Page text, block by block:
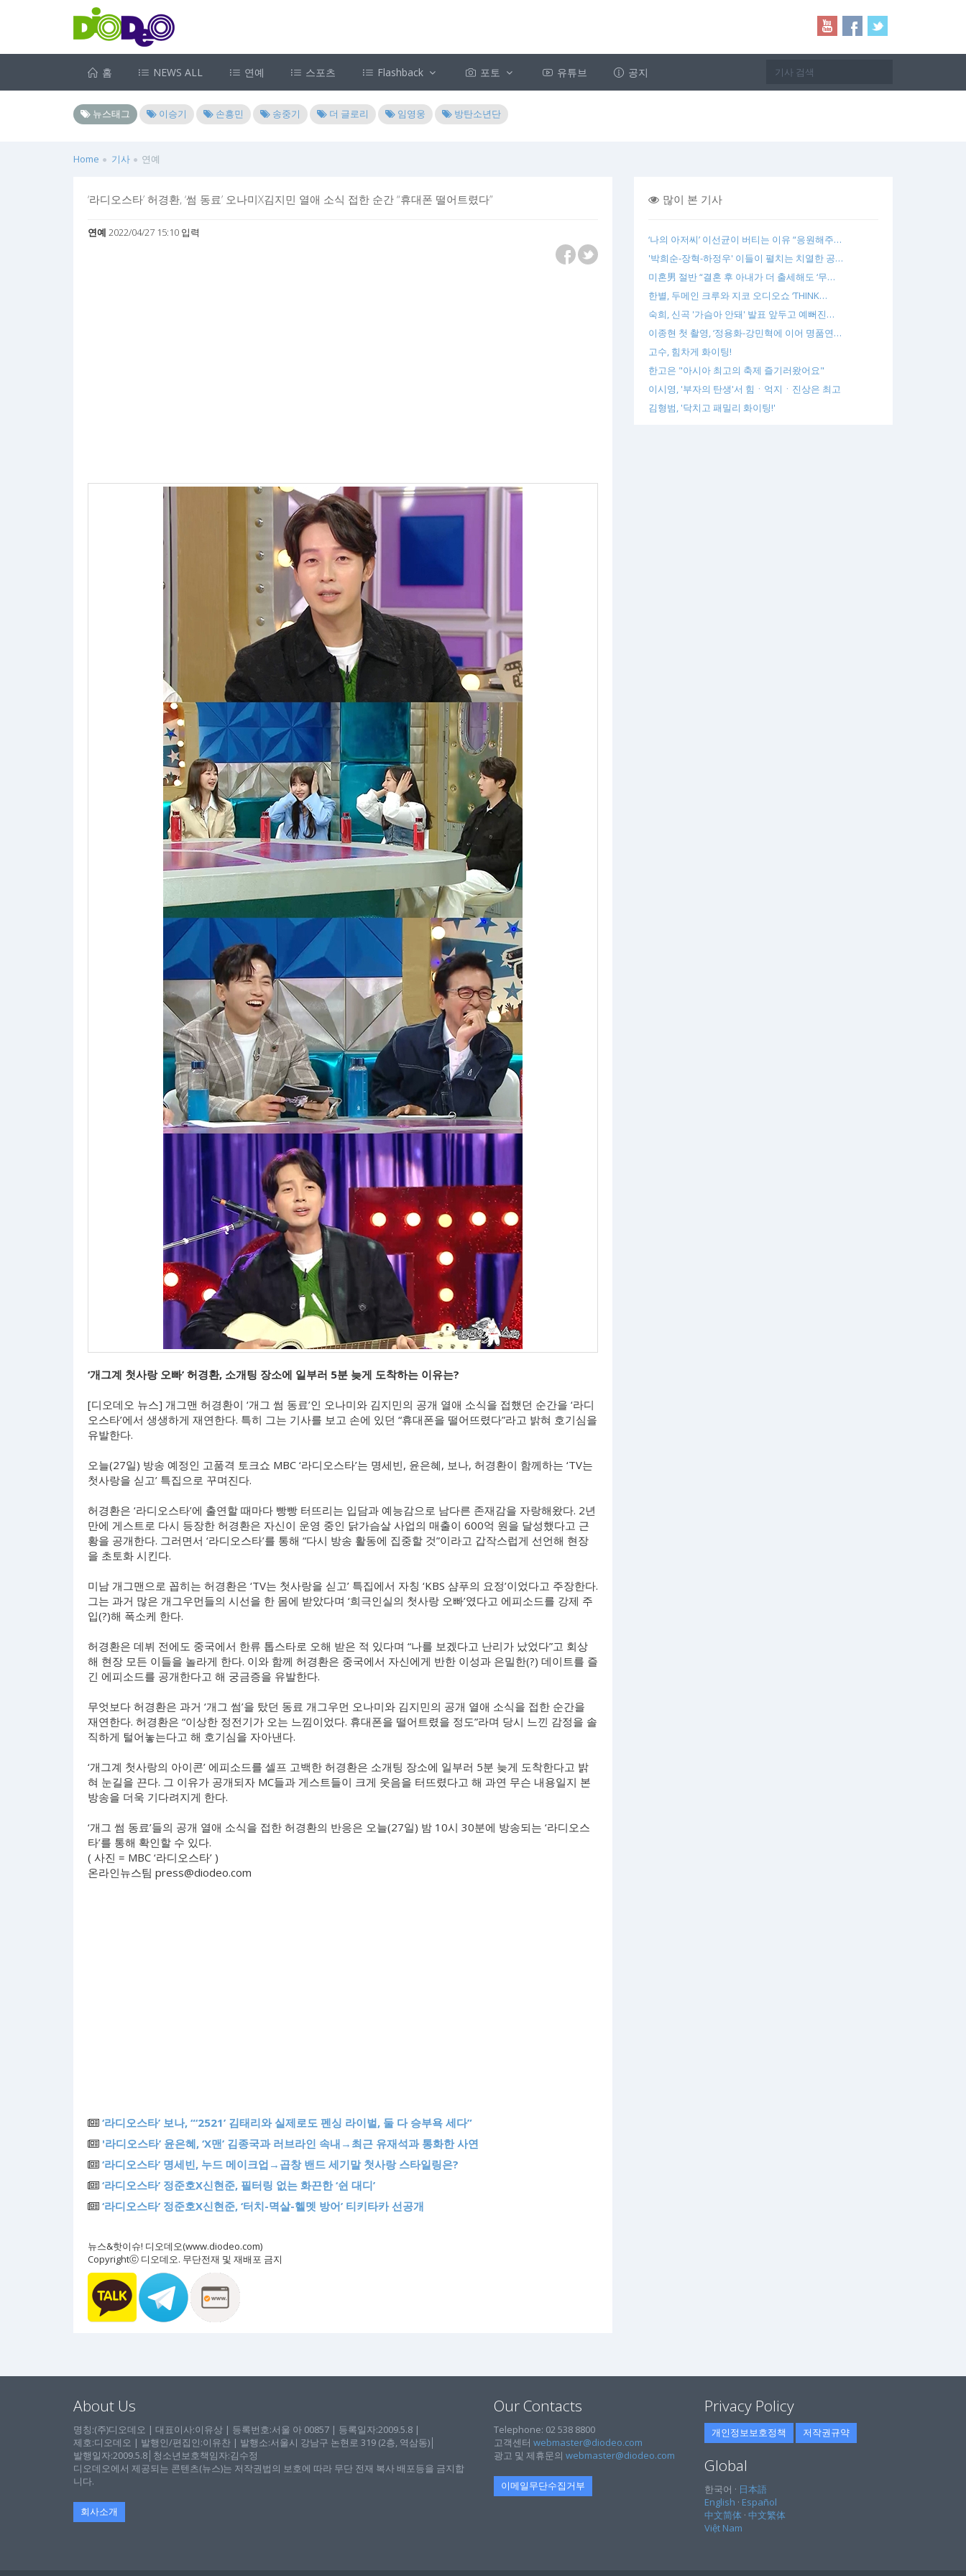
홈 NEWS ALL 연예 스포츠 Flashback 포토 유튜브 공지
뉴스태그 이승기 손흥민 송중기 더 글로리 임영웅 방탄소년단
Home 기사 연예
‘라디오스타’ 허경환, ‘썸 동료’ 오나미X김지민 열애 소식 접한 순간 “휴대폰 떨어트렸다”
연예 2022/04/27 15:10 입력
‘개그계 첫사랑 오빠’ 허경환, 소개팅 장소에 일부러 5분 늦게 도착하는 이유는?
[디오데오 뉴스] 개그맨 허경환이 ‘개그 썸 동료’인 오나미와 김지민의 공개 열애 소식을 접했던 순간을 ‘라디
오스타’에서 생생하게 재연한다. 특히 그는 기사를 보고 손에 있던 “휴대폰을 떨어뜨렸다”라고 밝혀 호기심을
유발한다.
오늘(27일) 방송 예정인 고품격 토크쇼 MBC ‘라디오스타’는 명세빈, 윤은혜, 보나, 허경환이 함께하는 ‘TV는
첫사랑을 싣고’ 특집으로 꾸며진다.
허경환은 ‘라디오스타’에 출연할 때마다 빵빵 터뜨리는 입담과 예능감으로 남다른 존재감을 자랑해왔다. 2년
만에 게스트로 다시 등장한 허경환은 자신이 운영 중인 닭가슴살 사업의 매출이 600억 원을 달성했다고 근
황을 공개한다. 그러면서 ‘라디오스타’를 통해 “다시 방송 활동에 집중할 것”이라고 갑작스럽게 선언해 현장
을 초토화 시킨다.
미남 개그맨으로 꼽히는 허경환은 ‘TV는 첫사랑을 싣고’ 특집에서 자칭 ‘KBS 샴푸의 요정’이었다고 주장한다.
그는 과거 많은 개그우먼들의 시선을 한 몸에 받았다며 ‘희극인실의 첫사랑 오빠’였다고 에피소드를 강제 주
입(?)해 폭소케 한다.
허경환은 데뷔 전에도 중국에서 한류 톱스타로 오해 받은 적 있다며 “나를 보겠다고 난리가 났었다”고 회상
해 현장 모든 이들을 놀라게 한다. 이와 함께 허경환은 중국에서 자신에게 반한 이성과 은밀한(?) 데이트를 즐
긴 에피소드를 공개한다고 해 궁금증을 유발한다.
무엇보다 허경환은 과거 ‘개그 썸’을 탔던 동료 개그우먼 오나미와 김지민의 공개 열애 소식을 접한 순간을
재연한다. 허경환은 “이상한 정전기가 오는 느낌이었다. 휴대폰을 떨어트렸을 정도”라며 당시 느낀 감정을 솔
직하게 털어놓는다고 해 호기심을 자아낸다.
‘개그계 첫사랑의 아이콘’ 에피소드를 셀프 고백한 허경환은 소개팅 장소에 일부러 5분 늦게 도착한다고 밝
혀 눈길을 끈다. 그 이유가 공개되자 MC들과 게스트들이 크게 웃음을 터뜨렸다고 해 과연 무슨 내용일지 본
방송을 더욱 기다려지게 한다.
‘개그 썸 동료’들의 공개 열애 소식을 접한 허경환의 반응은 오늘(27일) 밤 10시 30분에 방송되는 ‘라디오스
타’를 통해 확인할 수 있다.
( 사진 = MBC ‘라디오스타’ )
온라인뉴스팀 press@diodeo.com
‘라디오스타’ 보나, “‘2521’ 김태리와 실제로도 펜싱 라이벌, 둘 다 승부욕 세다”
'라디오스타’ 윤은혜, ‘X맨’ 김종국과 러브라인 속내→최근 유재석과 통화한 사연
‘라디오스타’ 명세빈, 누드 메이크업→곱창 밴드 세기말 첫사랑 스타일링은?
‘라디오스타’ 정준호X신현준, 필터링 없는 화끈한 ‘쉰 대디’
‘라디오스타’ 정준호X신현준, ‘터치-멱살-헬멧 방어’ 티키타카 선공개
뉴스&핫이슈! 디오데오(www.diodeo.com)
Copyrightⓒ 디오데오. 무단전재 및 재배포 금지
많이 본 기사
‘나의 아저씨’ 이선균이 버티는 이유 “응원해주…
'박희순-장혁-하정우' 이들이 펼치는 치열한 공…
미혼男 절반 “결혼 후 아내가 더 출세해도 ‘무…
한별, 두메인 크루와 지코 오디오쇼 ‘THINK…
숙희, 신곡 '가슴아 안돼' 발표 앞두고 예뻐진…
이종현 첫 촬영, ‘정용화-강민혁에 이어 명품연…
고수, 힘차게 화이팅!
한고은 "아시아 최고의 축제 즐기러왔어요"
이시영, '부자의 탄생'서 힘ㆍ억지ㆍ진상은 최고
김형범, '닥치고 패밀리 화이팅!'
About Us
명칭:(주)디오데오 | 대표이사:이유상 | 등록번호:서울 아 00857 | 등록일자:2009.5.8 |
제호:디오데오 | 발행인/편집인:이유찬 | 발행소:서울시 강남구 논현로 319 (2층, 역삼동)│
발행일자:2009.5.8│청소년보호책임자:김수정
디오데오에서 제공되는 콘텐츠(뉴스)는 저작권법의 보호에 따라 무단 전재 복사 배포등을 금지합
니다.
회사소개
Our Contacts
Telephone: 02 538 8800
고객센터 webmaster@diodeo.com
광고 및 제휴문의 webmaster@diodeo.com
이메일무단수집거부
Privacy Policy
개인정보보호정책 저작권규약
Global
한국어 · 日本語
English · Español
中文简体 · 中文繁体
Việt Nam